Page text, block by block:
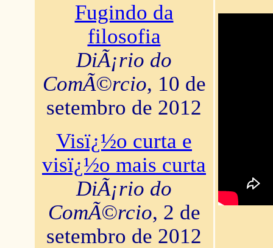
Fugindo da
filosofia
DiÃ¡rio do
ComÃ©rcio, 10 de
setembro de 2012
Visï¿½o curta e
visï¿½o mais curta
DiÃ¡rio do
ComÃ©rcio, 2 de
setembro de 2012